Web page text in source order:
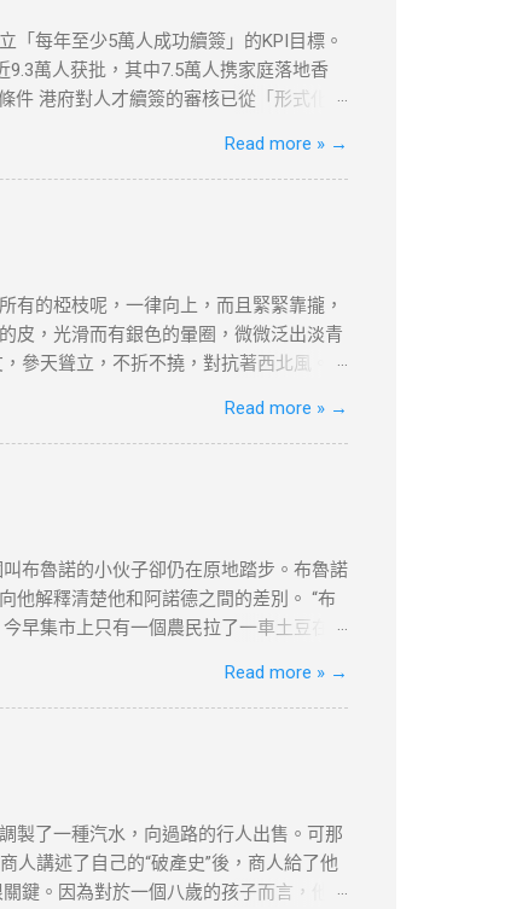
检测到VPN ：一些流媒体平台会检测
加密会略微影响上网速度。如果速度较
的审查和封锁。使用VPN翻墙，可以突破
「每年至少5萬人成功續簽」的KPI目標。
萬人获批，其中7.5萬人携家庭落地香
件 港府對人才續簽的審核已從「形式化」
長期離港者需提供合理解釋（如外派工
助證明。 三、2025年續簽流程與常見誤
誤區二：忽略居住要求 離港超過180天
相關。 四、2025年KPI目標下的實務策略
設計 ：建議簽訂長約（如2-3年），以
Read more » →
有的椏枝呢，一律向上，而且緊緊靠攏，
皮，光滑而有銀色的暈圈，微微泛出淡青
參天聳立，不折不撓，對抗著西北風。
，嚴肅，堅強不屈，至少也像徵了北方的
筆者及網站概不負責，並保留對文章更
Read more » →
布魯諾的小伙子卻仍在原地踏步。布魯諾
他解釋清楚他和阿諾德之間的差別。 “布
早集市上只有一個農民拉了一車土豆在
他看價格非常公道。昨天他們鋪子的西紅
除的權力。本文純粹分享學習内容。如
Read more » →
製了一種汽水，向過路的行人出售。可那
人講述了自己的“破產史”後，商人給了他
鍵。因為對於一個八歲的孩子而言，他不